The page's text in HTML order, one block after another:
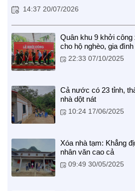
CUỘC SỐNG TƯƠI ĐẸP
Nối trọn yêu thương VTV1
14:37 20/07/2026
Quân khu 9 khởi
cho hộ nghèo, gia
22:33 07/10/2025
Cả nước có 23 tỉnh,
nhà dột nát
10:24 17/06/2025
Xóa nhà tạm: Khẳng
nhân văn cao cả
09:49 30/05/2025